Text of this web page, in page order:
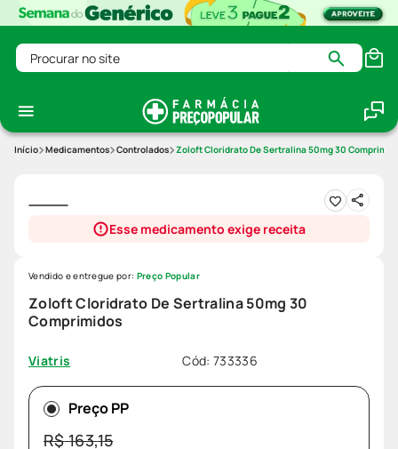
Procurar no site
Medicamentos Controlados Zoloft Cloridrato De Sertralina 50mg 30
Esse medicamento exige receita
Zoloft Cloridrato De Sertralina 50mg 30
Comprimidos
Viatris Cód: 733336
Vendido e entregue por: Preço Popular
Preço PP
R$163,15